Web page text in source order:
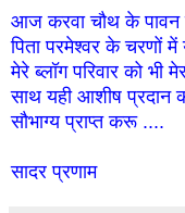
आज करवा चौथ के पावन
पिता परमेश्वर के चरणों
मेरे ब्लॉग परिवार को
साथ यही आशीष
सौभाग्य प्राप्त करू ....
सादर प्रणाम